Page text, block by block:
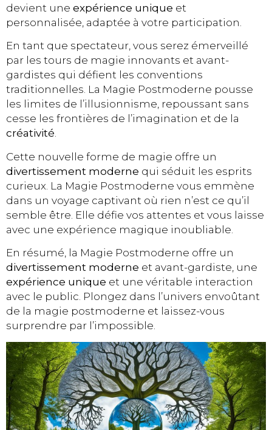
devient une expérience unique et
personnalisée, adaptée à votre participation.
En tant que spectateur, vous serez émerveillé
par les tours de magie innovants et avant-
gardistes qui défient les conventions
traditionnelles. La Magie Postmoderne pousse
les limites de l’illusionnisme, repoussant sans
cesse les frontières de l’imagination et de la
créativité.
Cette nouvelle forme de magie offre un
divertissement moderne qui séduit les esprits
curieux. La Magie Postmoderne vous emmène
dans un voyage captivant où rien n’est ce qu’il
semble être. Elle défie vos attentes et vous laisse
avec une expérience magique inoubliable.
En résumé, la Magie Postmoderne offre un
divertissement moderne et avant-gardiste, une
expérience unique et une véritable interaction
avec le public. Plongez dans l’univers envoûtant
de la magie postmoderne et laissez-vous
surprendre par l’impossible.